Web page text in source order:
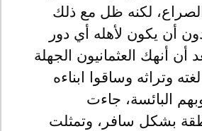
لكنه ظل مع ذلك
أن يكون لأهله أي دور
أنهك العثمانيون الجهلة
وتراثه وساقوا ابناءه
البائسة، جاءت
بشكل سافر، وتمثلت